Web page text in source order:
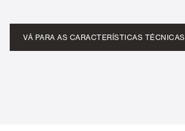
VÁ PARA AS CARACTERÍSTICAS TÉCNICAS